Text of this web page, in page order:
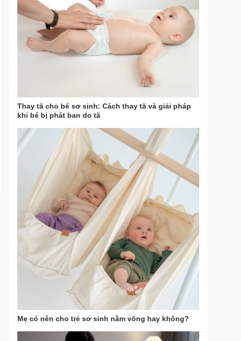
Thay tã cho bé sơ sinh: Cách thay tã và giải pháp
khi bé bị phát ban do tã
Mẹ có nên cho trẻ sơ sinh nằm võng hay không?